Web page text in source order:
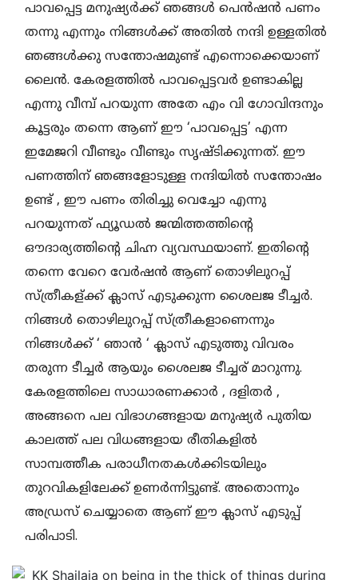
പാവപ്പെട്ട മനുഷ്യർക്ക് ഞങ്ങൾ പെൻഷൻ പണം
തന്നു എന്നും നിങ്ങൾക്ക് അതിൽ നന്ദി ഉള്ളതിൽ
ഞങ്ങൾക്കു സന്തോഷമുണ്ട് എന്നൊക്കെയാണ്
ലൈൻ. കേരളത്തിൽ പാവപ്പെട്ടവർ ഉണ്ടാകില്ല
എന്നു വീമ്പ് പറയുന്ന അതേ എം വി ഗോവിന്ദനും
കൂട്ടരും തന്നെ ആണ് ഈ ‘പാവപ്പെട്ട’ എന്ന
ഇമേജറി വീണ്ടും വീണ്ടും സൃഷ്ടിക്കുന്നത്. ഈ
പണത്തിന് ഞങ്ങളോടുള്ള നന്ദിയിൽ സന്തോഷം
ഉണ്ട് , ഈ പണം തിരിച്ചു വെച്ചോ എന്നു
പറയുന്നത് ഫ്യൂഡൽ ജന്മിത്തത്തിന്റെ
ഔദാര്യത്തിന്റെ ചിഹ്ന വ്യവസ്ഥയാണ്. ഇതിന്റെ
തന്നെ വേറെ വേർഷൻ ആണ് തൊഴിലുറപ്പ്
സ്ത്രീകള്ക്ക് ക്ലാസ് എടുക്കുന്ന ശൈലജ ടീച്ചർ.
നിങ്ങൾ തൊഴിലുറപ്പ് സ്ത്രീകളാണെന്നും
നിങ്ങൾക്ക് ‘ ഞാൻ ‘ ക്ലാസ് എടുത്തു വിവരം
തരുന്ന ടീച്ചർ ആയും ശൈലജ ടീച്ചര് മാറുന്നു.
കേരളത്തിലെ സാധാരണക്കാർ , ദളിതർ ,
അങ്ങനെ പല വിഭാഗങ്ങളായ മനുഷ്യർ പുതിയ
കാലത്ത് പല വിധങ്ങളായ രീതികളിൽ
സാമ്പത്തീക പരാധീനതകൾക്കിടയിലും
തുറവികളിലേക്ക് ഉണർന്നിട്ടുണ്ട്. അതൊന്നും
അഡ്രസ് ചെയ്യാതെ ആണ് ഈ ക്ലാസ് എടുപ്പ്
പരിപാടി.